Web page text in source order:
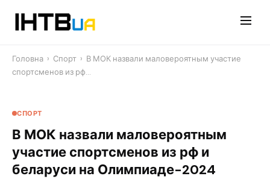
Головна › Спорт › В МОК назвали маловероятным участие
спортсменов из рф…
СПОРТ
В МОК назвали маловероятным
участие спортсменов из рф и
беларуси на Олимпиаде-2024